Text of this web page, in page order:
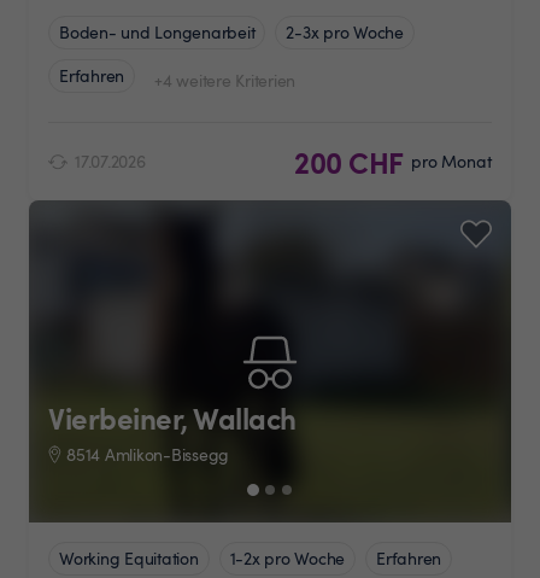
Boden- und Longenarbeit
2-3x pro Woche
Erfahren
+4 weitere Kriterien
17.07.2026 200 CHF pro Monat
Vierbeiner, Wallach
8514 Amlikon-Bissegg
Working Equitation 1-2x pro Woche
Erfahren